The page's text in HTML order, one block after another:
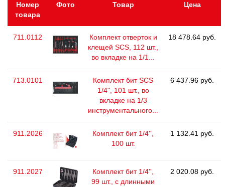
Номер
товара
Фото Товар Цена
711.0112
Комплект отверток и
клещей SCS, 112 шт.,
во вкладке на 1/1...
18 478.64 руб.
713.0101
Комплект бит SCS
1/4", 101 шт., во
вкладке на 1/3
инструментального...
6 437.96 руб.
911.2026
Комплект бит 1/4'',
100 шт.
1 132.41 руб.
911.2027
Комплект бит 1/4'',
99 шт., с длинными
2 020.08 руб.